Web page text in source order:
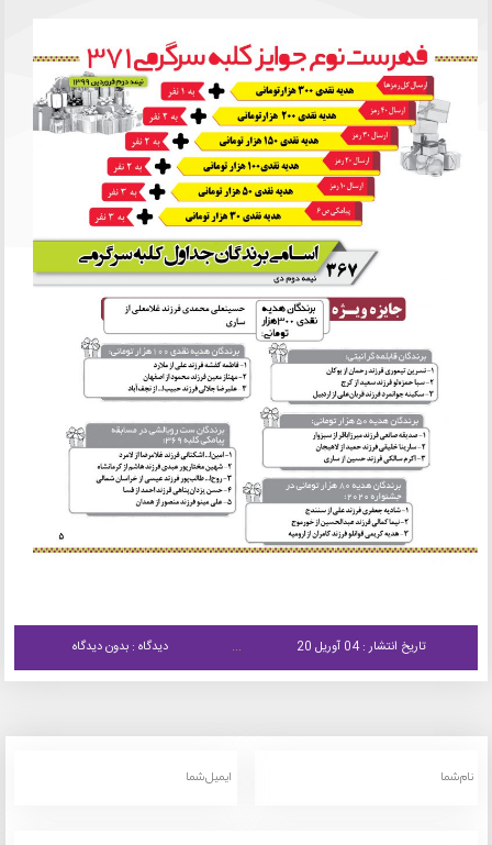
تاریخ انتشار : 04 آوریل 20 دیدگاه : بدون دیدگاه